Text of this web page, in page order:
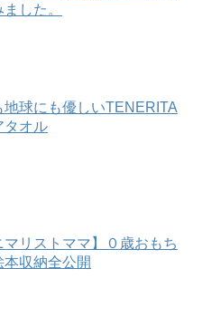
した。
地球にも優しいTENERITA
タオル
マリストママ】０歳おもち
本収納全公開